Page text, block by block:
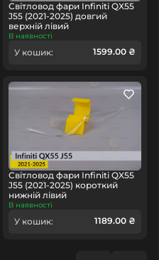
Світловод фари Infiniti QX55
J55 (2021-2025) довгий
верхній лівий
В наявності
У кошик: 1599.00 ₴
Світловод фари Infiniti QX55
J55 (2021-2025) короткий
нижній лівий
В наявності
У кошик: 1189.00 ₴